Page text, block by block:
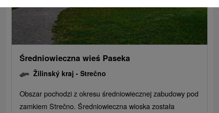
Średniowieczna wieś Paseka
Žilinský kraj -Strečno
Obszar pochodzi z okresu średniowiecznej zabudowy pod
zamkiem Strečno. Średniowieczna wioska została